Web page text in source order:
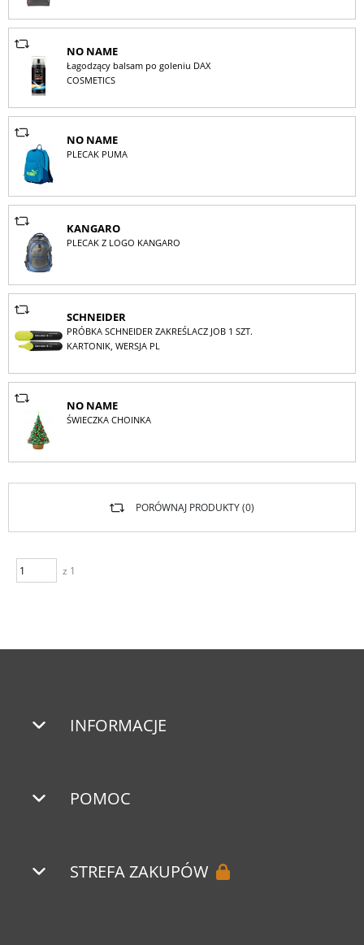
NO NAME
Łagodzący balsam po goleniu DAX
COSMETICS
NO NAME
PLECAK PUMA
KANGARO
PLECAK Z LOGO KANGARO
SCHNEIDER
PRÓBKA SCHNEIDER ZAKREŚLACZ JOB 1 SZT.
KARTONIK, WERSJA PL
NO NAME
ŚWIECZKA CHOINKA
z 1
PORÓWNAJ PRODUKTY (0)
INFORMACJE
POMOC
STREFA ZAKUPÓW